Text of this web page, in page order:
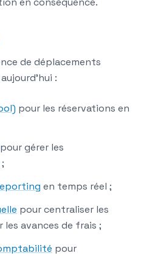
de déplacements
:
pour les réservations en
pour gérer les
en temps réel ;
pour centraliser les
avances de frais ;
pour